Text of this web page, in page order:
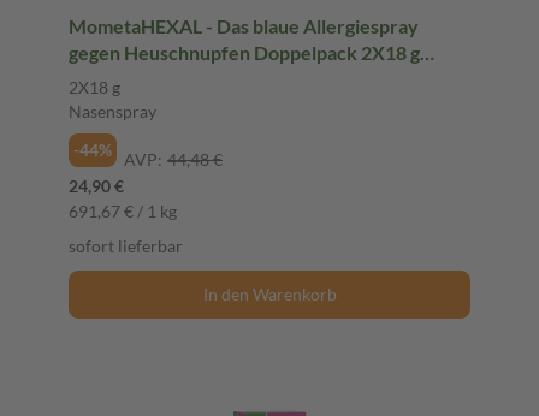
MometaHEXAL - Das blaue Allergiespray
gegen Heuschnupfen Doppelpack 2X18 g
Nasenspray
2X18 g
Nasenspray
-44%
AVP: 44,48 €
24,90 €
691,67 € / 1 kg
sofort lieferbar
In den Warenkorb